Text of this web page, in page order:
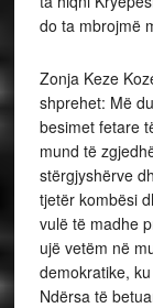
do ta mbrojmë
Zonja Keze
shprehet: Më
besimet fetare
mund të
stërgjyshërve
tjetër kombësi
vulë të madhe
ujë vetëm në
demokratike,
Ndërsa të